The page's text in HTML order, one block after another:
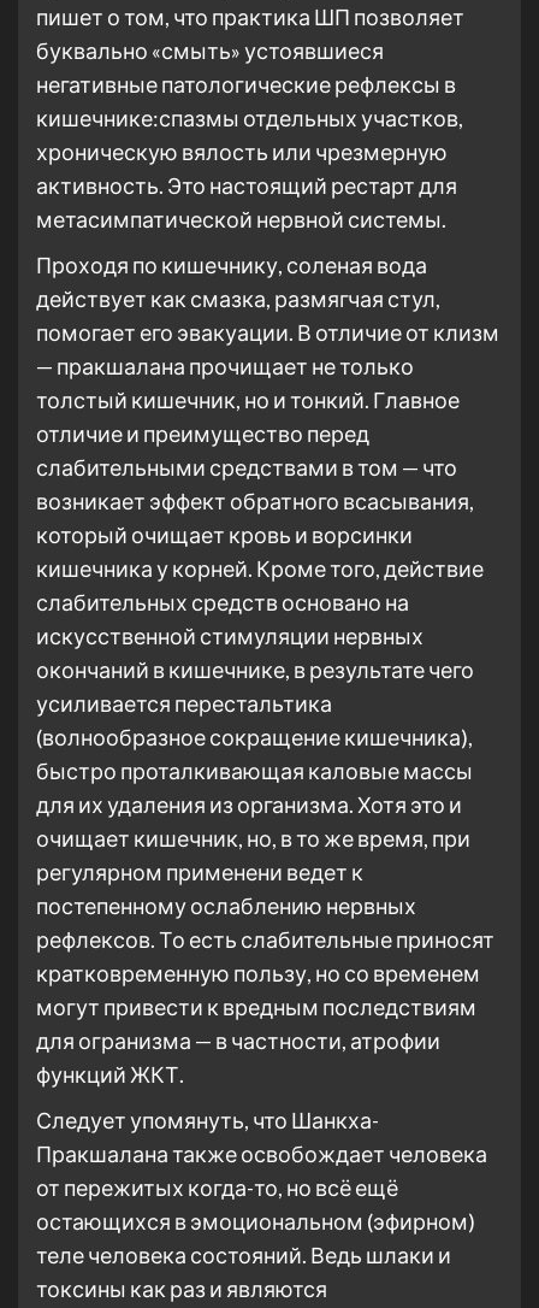
пишет о том, что практика ШП позволяет
буквально «смыть» устоявшиеся
негативные патологические рефлексы в
кишечнике:спазмы отдельных участков,
хроническую вялость или чрезмерную
активность. Это настоящий рестарт для
метасимпатической нервной системы.
Проходя по кишечнику, соленая вода
действует как смазка, размягчая стул,
помогает его эвакуации. В отличие от клизм
— пракшалана прочищает не только
толстый кишечник, но и тонкий. Главное
отличие и преимущество перед
слабительными средствами в том — что
возникает эффект обратного всасывания,
который очищает кровь и ворсинки
кишечника у корней. Кроме того, действие
слабительных средств основано на
искусственной стимуляции нервных
окончаний в кишечнике, в результате чего
усиливается перестальтика
(волнообразное сокращение кишечника),
быстро проталкивающая каловые массы
для их удаления из организма. Хотя это и
очищает кишечник, но, в то же время, при
регулярном применени ведет к
постепенному ослаблению нервных
рефлексов. То есть слабительные приносят
кратковременную пользу, но со временем
могут привести к вредным последствиям
для огранизма — в частности, атрофии
функций ЖКТ.
Следует упомянуть, что Шанкха-
Пракшалана также освобождает человека
от пережитых когда-то, но всё ещё
остающихся в эмоциональном (эфирном)
теле человека состояний. Ведь шлаки и
токсины как раз и являются